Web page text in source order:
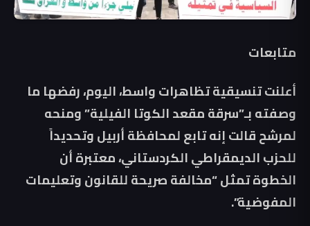
متابعات
أعلنت تنسيقية تظاهرات واسط، اليوم، رفضها ما
وصفته بـ”سرقة مقعد الكوتا الفيلية” ومنحه
لمرشح قالت إنه تابع لمحافظة أربيل وتحديداً
للحزب الديمقراطي الكردستاني، معتبرة أن
الخطوة تمثل “مخالفة صريحة للقانون وتعليمات
المفوضية”.